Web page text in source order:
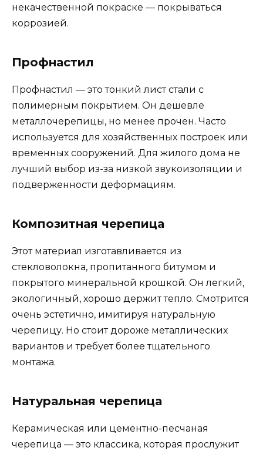
некачественной покраске — покрываться
коррозией.
Профнастил
Профнастил — это тонкий лист стали с
полимерным покрытием. Он дешевле
металлочерепицы, но менее прочен. Часто
используется для хозяйственных построек или
временных сооружений. Для жилого дома не
лучший выбор из-за низкой звукоизоляции и
подверженности деформациям.
Композитная черепица
Этот материал изготавливается из
стекловолокна, пропитанного битумом и
покрытого минеральной крошкой. Он легкий,
экологичный, хорошо держит тепло. Смотрится
очень эстетично, имитируя натуральную
черепицу. Но стоит дороже металлических
вариантов и требует более тщательного
монтажа.
Натуральная черепица
Керамическая или цементно-песчаная
черепица — это классика, которая прослужит